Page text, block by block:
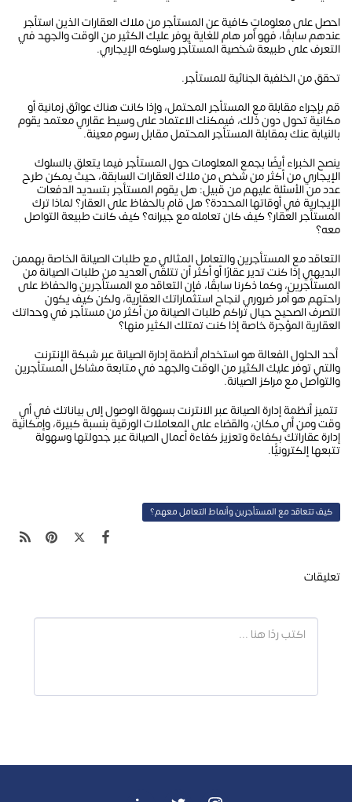
احصل على معلوماتٍ كافية عن المستأجر من ملاك العقارات الذين استأجر
عندهم سابقًا، فهو أمر هام للغاية يوفر عليك الكثير من الوقت والجهد في
التعرف على طبيعة شخصية المستأجر وسلوكه الإيجاري.
تحقق من الخلفية الجنائية للمستأجر.
قم بإجراء مقابلة مع المستأجر المحتمل، وإذا كانت هناك عوائق زمانية أو
مكانية تحول دون ذلك، فيمكنك الاعتماد على وسيط عقاري معتمد يقوم
بالنيابة عنك بمقابلة المستأجر المحتمل مقابل رسوم معينة.
ينصح الخبراء أيضًا بجمع المعلومات حول المستأجر فيما يتعلق بالسلوك
الإيجاري من أكثر من شخص من ملاك العقارات السابقة، حيث يمكن طرح
عدد من الأسئلة عليهم من قبيل: هل يقوم المستأجر بتسديد الدفعات
الإيجارية في أوقاتها المحددة؟ هل قام بالحفاظ على العقار؟ لماذا ترك
المستأجر العقار؟ كيف كان تعامله مع جيرانه؟ كيف كانت طبيعة التواصل
معه؟
التعاقد مع المستأجرين والتعامل المثالي مع طلبات الصيانة الخاصة بهممن
البديهي إذا كنت تدير عقارًا أو أكثر أن تتلقى العديد من طلبات الصيانة من
المستأجرين، وكما ذكرنا سابقًا، فإن التعاقد مع المستأجرين والحفاظ على
راحتهم هو أمر ضروري لنجاح استثماراتك العقارية، ولكن كيف يكون
التصرف الصحيح حيال تراكم طلبات الصيانة من أكثر من مستأجر في وحداتك
العقارية المؤجرة خاصة إذا كنت تمتلك الكثير منها؟
أحد الحلول الفعالة هو استخدام أنظمة إدارة الصيانة عبر شبكة الإنترنت
والتي توفر عليك الكثير من الوقت والجهد في متابعة مشاكل المستأجرين
والتواصل مع مراكز الصيانة.
تتميز أنظمة إدارة الصيانة عبر الانترنت بسهولة الوصول إلى بياناتك في أي
وقت ومن أي مكان، والقضاء على المعاملات الورقية بنسبة كبيرة، وإمكانية
إدارة عقاراتك بكفاءة وتعزيز كفاءة أعمال الصيانة عبر جدولتها وسهولة
تتبعها إلكترونيًّا.
كيف تتعاقد مع المستأجرين وأنماط التعامل معهم؟
تعليقات